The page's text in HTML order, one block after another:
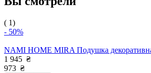
( 1)
- 50%
NAMI HOME MIRA Подушка декоративна
1 945 ₴
973 ₴